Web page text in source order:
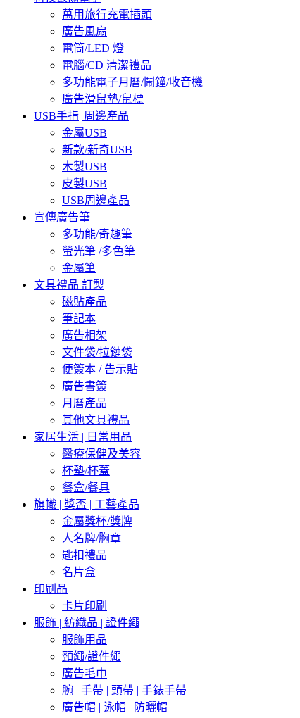
萬用旅行充電插頭
廣告風扇
電筒/LED 燈
電腦/CD 清潔禮品
多功能電子月曆/鬧鐘/收音機
廣告滑鼠墊/鼠標
USB手指| 周邊產品
金屬USB
新款/新奇USB
木製USB
皮製USB
USB周邊產品
宣傳廣告筆
多功能/奇趣筆
螢光筆 /多色筆
金屬筆
文具禮品 訂製
磁貼產品
筆記本
廣告相架
文件袋/拉鏈袋
便簽本 / 告示貼
廣告書簽
月曆產品
其他文具禮品
家居生活 | 日常用品
醫療保健及美容
杯墊/杯蓋
餐盒/餐具
旗幟 | 獎盃 | 工藝產品
金屬獎杯/獎牌
人名牌/胸章
匙扣禮品
名片盒
印刷品
卡片印刷
服飾 | 紡織品 | 證件繩
服飾用品
頸繩/證件繩
廣告毛巾
腕 | 手帶 | 頭帶 | 手錶手帶
廣告帽 | 泳帽 | 防曬帽